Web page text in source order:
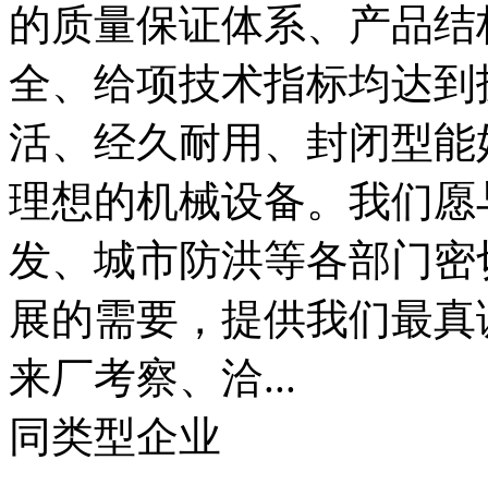
的质量保证体系、产品
全、给项技术指标均达
活、经久耐用、封闭型
理想的机械设备。我们
发、城市防洪等各部门
展的需要，提供我们最
来厂考察、洽...
同类型企业